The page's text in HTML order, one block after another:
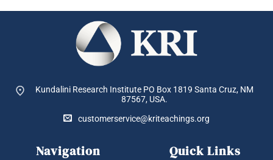
Kundalini Research Institute PO Box 1819 Santa Cruz, NM
87567, USA.
customerservice@kriteachings.org
Navigation Quick Links